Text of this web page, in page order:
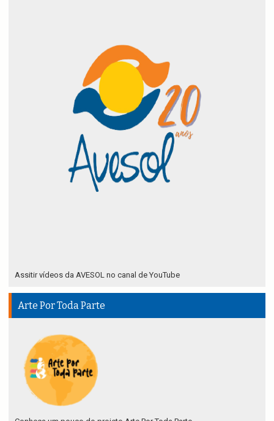
Assitir vídeos da AVESOL no canal de YouTube
Arte Por Toda Parte